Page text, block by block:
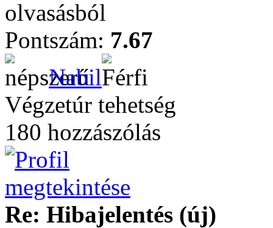
olvasásból
Pontszám: 7.67
Nabil
Végzetúr tehetség
180 hozzászólás
Re: Hibajelentés (új)